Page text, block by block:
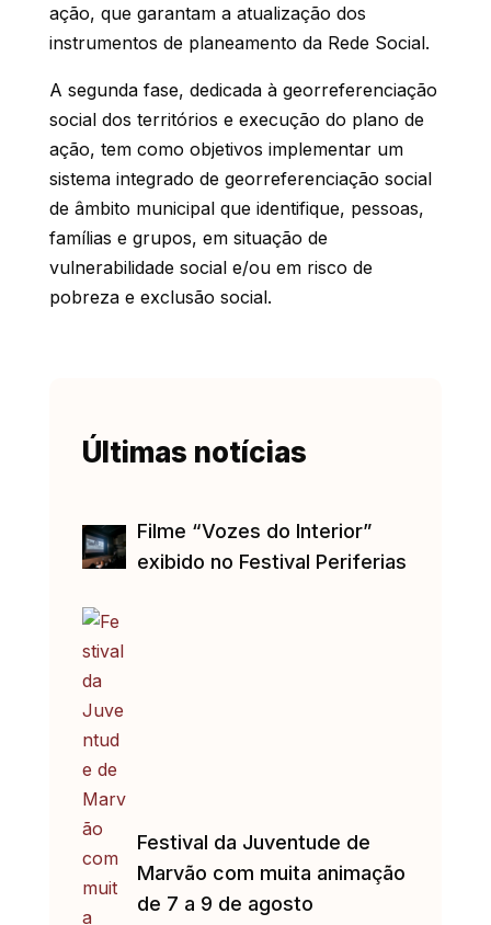
ação, que garantam a atualização dos
instrumentos de planeamento da Rede Social.
A segunda fase, dedicada à georreferenciação
social dos territórios e execução do plano de
ação, tem como objetivos implementar um
sistema integrado de georreferenciação social
de âmbito municipal que identifique, pessoas,
famílias e grupos, em situação de
vulnerabilidade social e/ou em risco de
pobreza e exclusão social.
Últimas notícias
Filme “Vozes do Interior”
exibido no Festival Periferias
Festival da Juventude de
Marvão com muita animação
de 7 a 9 de agosto